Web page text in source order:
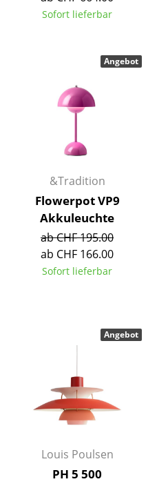
Kinderbetten
Accessoires
Spiegel
Figuren & Miniaturen
Vasen
Tabletts
Büroutensilien
Teppiche
Vorhänge
Räume
Sofort lieferbar
&Tradition
Flowerpot VP9
Akkuleuchte
ab CHF 195.00
ab CHF 166.00
Sofort lieferbar
Angebot
Louis Poulsen
PH 5 500
Angebot